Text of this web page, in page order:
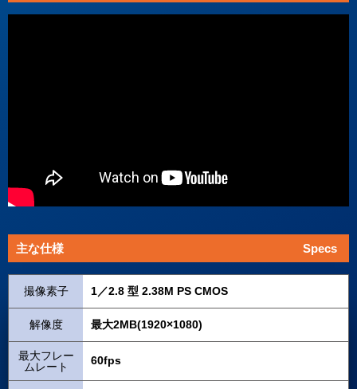
主な仕様 Specs
撮像素子 1／2.8 型 2.38M PS CMOS
解像度 最大2MB(1920×1080)
最大フレー
ムレート
60fps